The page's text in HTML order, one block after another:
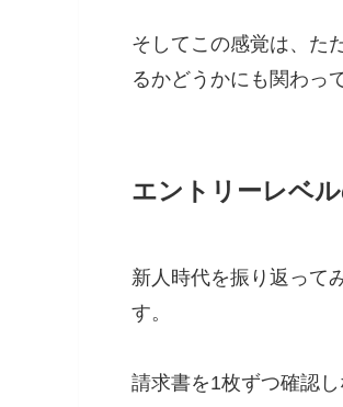
そしてこの感覚は、た
るかどうかにも関わっ
エントリーレベ
新人時代を振り返って
す。
請求書を1枚ずつ確認